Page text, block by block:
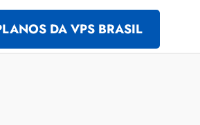
DA VPS BRASIL